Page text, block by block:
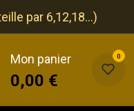
par 6,12,18...)
Mon panier
0,00 €
0